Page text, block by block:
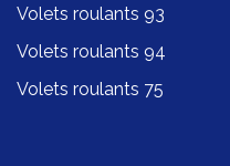
Volets roulants 93
Volets roulants 94
Volets roulants 75